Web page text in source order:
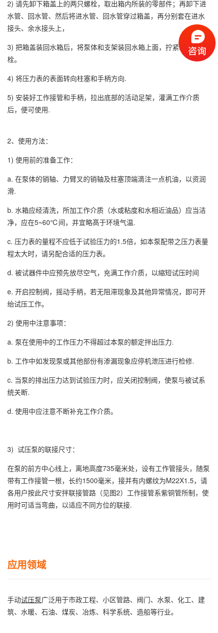
2) 请先卸下箱盖上的两只螺栓，取出箱内所装的零部件；再卸下进
水管、回水管、然后将进水管、回水管穿过箱盖，再分别套在进水
接头、余水接头上，
3) 把箱盖装回水箱后，将泵体和支架装回水箱上面，拧紧联接螺
栓。
4) 将压力表的表面转向柱塞和手柄方向.
5) 安装好工作接管和手柄，拉出底部的活动足架，灌满工作介质
后，便可使用.
2、使用方法：
1) 使用前的准备工作：
a. 在泵体的销轴、力臂叉的销轴及柱塞顶端滴注一点机油，以资润
滑.
b. 水箱应经清洗，所加工作介质（水或粘度和水相近油品）应当洁
净，应在5~60℃间，并宜略髙于环境气温.
c. 压力表的量程不应低于试验压力的1.5倍，如本泵配带之压力表量
程太大时，请另配合适的压力表。
d. 被试器件中应预先放尽空气，充满工作介质，以縮短试压时间
e. 开启控制阀，摇动手柄，若无阻滞现象及其他异常情况，即可开
绐试压工作。
2) 使用中注意事项：
a. 泵在使用中的工作压力不得超过本泵的额定拌出压力.
b. 工作中如发现泵或其他部份有渗漏现象应停机泄压进行检修.
c. 当泵的排出压力达到试验压力时，应关闭控制阀，使泵与被试系
统关断.
d. 使用中应注意不断补充工作介质。
3) 试压泵的联接尺寸：
在泵的前方中心线上，离地高度735毫米处，设有工作管接头，随泵
带有工作接管一根，长约1500毫米，接并有内螺纹为M22X1.5，请
各用户按此尺寸安拌联接管路（见图2）工作接管系紫铜管所制，使
用时可适当弯曲，以适应不同方位的联接.
应用领域
手动试压泵广泛用于市政工程、小区管路、阀门、水泵、化工、建
筑、水暖、石油、煤炭、冶炼、科学系统、造船等行业。